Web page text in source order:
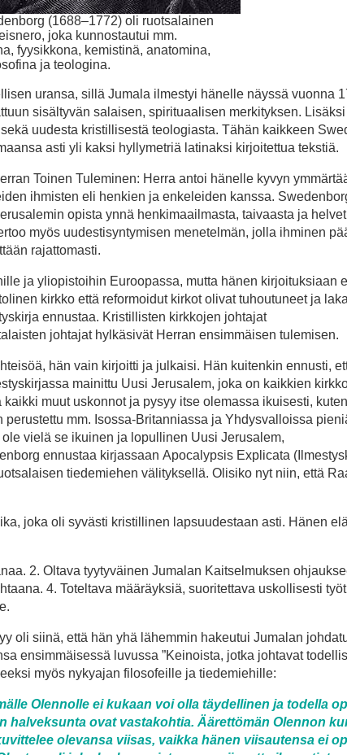
(1688–1772) oli ruotsalainen
joka kunnostautui mm.
fyysikkona, kemistinä, anatomina,
ja teologina.
uransa, sillä Jumala ilmestyi hänelle näyssä vuonna
sisältyvän salaisen, spirituaalisen merkityksen.
uudesta kristillisestä teologiasta. Tähän kaikkeen
asti yli kaksi hyllymetriä latinaksi kirjoitettua tekstiä.
Toinen Tuleminen: Herra antoi hänelle kyvyn
ihmisten eli henkien ja enkeleiden kanssa.
opista ynnä henkimaailmasta, taivaasta ja
myös uudestisyntymisen menetelmän, jolla ihminen
rajattomasti.
ja yliopistoihin Euroopassa, mutta hänen kirjoituksiaan
kirkko että reformoidut kirkot olivat tuhoutuneet ja
ennustaa. Kristillisten kirkkojen johtajat
johtajat hylkäsivät Herran ensimmäisen tulemisen.
hän vain kirjoitti ja julkaisi. Hän kuitenkin ennusti,
mainittu Uusi Jerusalem, joka on kaikkien
muut uskonnot ja pysyy itse olemassa ikuisesti,
mm. Isossa-Britanniassa ja Yhdysvalloissa
vielä se ikuinen ja lopullinen Uusi Jerusalem,
ennustaa kirjassaan Apocalypsis Explicata
tiedemiehen välityksellä. Olisiko nyt niin, että
joka oli syvästi kristillinen lapsuudestaan asti. Hänen
2. Oltava tyytyväinen Jumalan Kaitselmuksen
4. Toteltava määräyksiä, suoritettava uskollisesti
oli siinä, että hän yhä lähemmin hakeutui Jumalan
ensimmäisessä luvus­sa ”Keinoista, jotka johtavat
myös nykyajan filosofeille ja tiede­miehille:
Olen­nolle ei kukaan voi olla täydellinen ja todella
hal­veksunta ovat vastakohtia. Äärettömän Olennon
olevansa viisas, vaikka hänen viisau­tensa ei